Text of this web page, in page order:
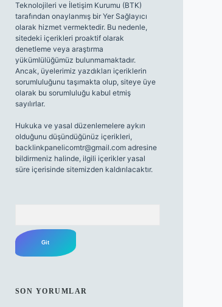
Teknolojileri ve İletişim Kurumu (BTK)
tarafından onaylanmış bir Yer Sağlayıcı
olarak hizmet vermektedir. Bu nedenle,
sitedeki içerikleri proaktif olarak
denetleme veya araştırma
yükümlülüğümüz bulunmamaktadır.
Ancak, üyelerimiz yazdıkları içeriklerin
sorumluluğunu taşımakta olup, siteye üye
olarak bu sorumluluğu kabul etmiş
sayılırlar.
Hukuka ve yasal düzenlemelere aykırı
olduğunu düşündüğünüz içerikleri,
backlinkpanelicomtr@gmail.comadresine
bildirmeniz halinde, ilgili içerikler yasal
süre içerisinde sitemizden kaldırılacaktır.
SON YORUMLAR